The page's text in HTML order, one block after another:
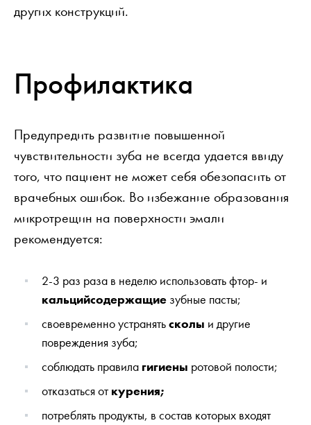
других конструкций.
Профилактика
Предупредить развитие повышенной
чувствительности зуба не всегда удается ввиду
того, что пациент не может себя обезопасить от
врачебных ошибок. Во избежание образования
микротрещин на поверхности эмали
рекомендуется:
2-3 раз раза в неделю использовать фтор- и
кальцийсодержащие зубные пасты;
своевременно устранятьсколы и другие
повреждения зуба;
соблюдать правила гигиены ротовой полости;
отказаться откурения;
потреблять продукты, в состав которых входят